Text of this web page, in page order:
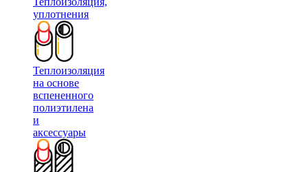
уплотнения
Теплоизоляция
на основе
вспененного
полиэтилена
и
аксессуары